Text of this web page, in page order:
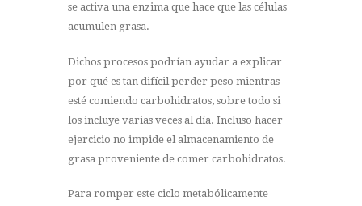
se activa una enzima que hace que las células
acumulen grasa.
Dichos procesos podrían ayudar a explicar
por qué es tan difícil perder peso mientras
esté comiendo carbohidratos, sobre todo si
los incluye varias veces al día. Incluso hacer
ejercicio no impide el almacenamiento de
grasa proveniente de comer carbohidratos.
Para romper este ciclo metabólicamente